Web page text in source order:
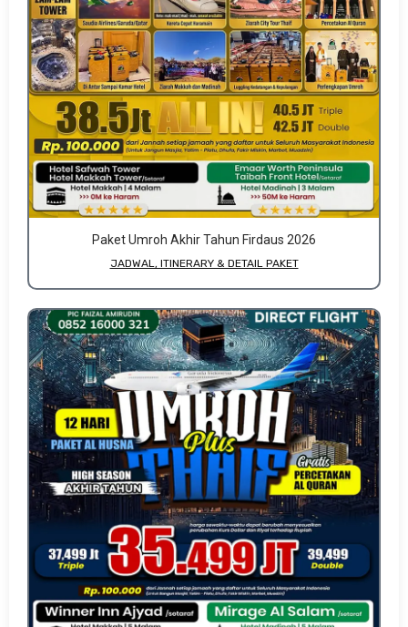
Paket Umroh Akhir Tahun Firdaus 2026
JADWAL, ITINERARY & DETAIL PAKET